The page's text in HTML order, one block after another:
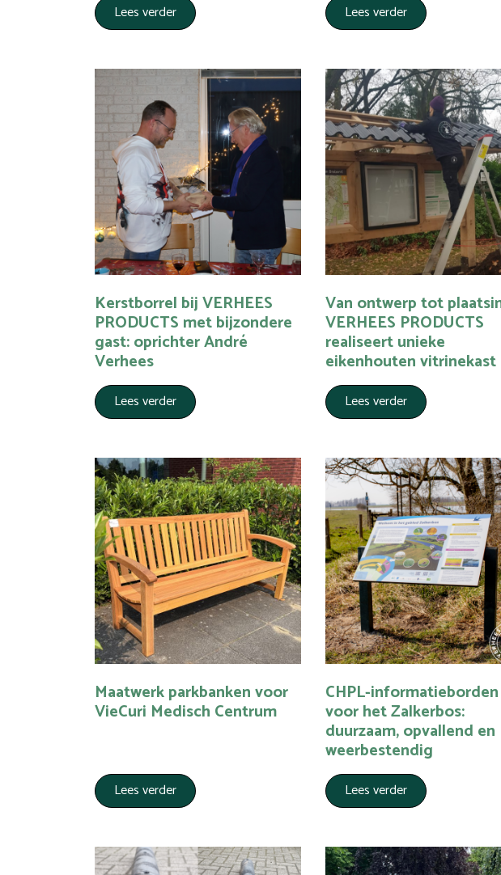
Lees verder Lees verder
Kerstborrel bij VERHEES
PRODUCTS met bijzondere
gast: oprichter André
Verhees
Lees verder
Van ontwerp tot
VERHEES PRODUCTS
realiseert unieke
eikenhouten vitrinekast
Lees verder
Maatwerk parkbanken voor
VieCuri Medisch Centrum
Lees verder
CHPL-informatieborden
voor het Zalkerbos:
duurzaam, opvallend en
weerbestendig
Lees verder